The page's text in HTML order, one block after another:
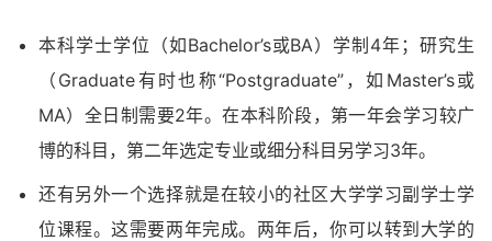
本科学士学位（如Bachelor’s或BA）学制4年；研究生
（Graduate有时也称“Postgraduate”，如Master’s或
MA）全日制需要2年。在本科阶段，第一年会学习较广
博的科目，第二年选定专业或细分科目另学习3年。
还有另外一个选择就是在较小的社区大学学习副学士学
位课程。这需要两年完成。两年后，你可以转到大学的